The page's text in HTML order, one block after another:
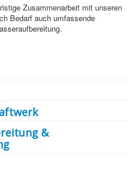
Zusammenarbeit mit unseren
Bedarf auch umfassende
&